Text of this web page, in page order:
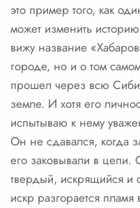
это пример того, как
может изменить
вижу название
городе, но и о том
прошел через всю
земле. И хотя его
испытываю к нему
Он не сдавался, когда
его заковывали в
твердый, искрящийся и
искр разгорается пламя